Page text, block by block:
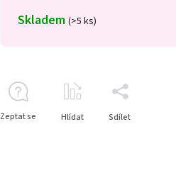
Skladem (>5 ks)
Zeptat se Hlídat Sdílet